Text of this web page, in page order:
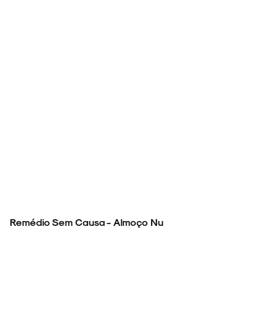
Remédio Sem Causa - Almoço Nu